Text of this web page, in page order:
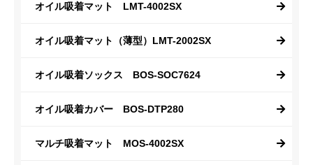
オイル吸着マット LMT-4002SX
オイル吸着マット（薄型）LMT-2002SX
オイル吸着ソックス BOS-SOC7624
オイル吸着カバー BOS-DTP280
マルチ吸着マット MOS-4002SX